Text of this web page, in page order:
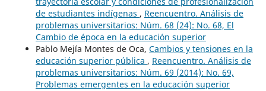
de estudiantes indígenas , Reencuentro. Análisis de
problemas universitarios: Núm. 68 (24): No. 68, El
Cambio de época en la educación superior
Pablo Mejía Montes de Oca, Cambios y tensiones en la
educación superior pública , Reencuentro. Análisis de
problemas universitarios: Núm. 69 (2014): No. 69,
Problemas emergentes en la educación superior